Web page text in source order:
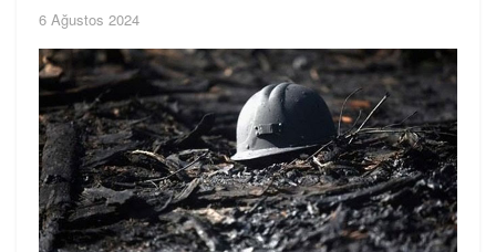
6 Ağustos 2024